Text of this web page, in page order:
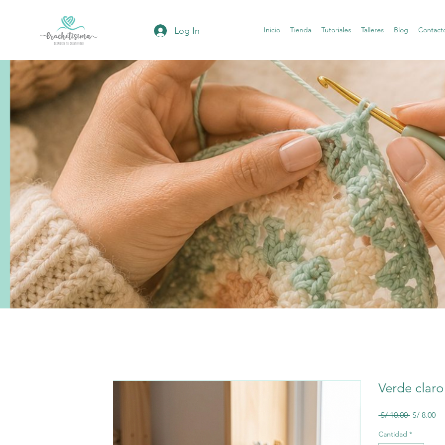
Log In Inicio Tienda Tutoriales Talleres Blog
Verde claro
S/ 10.00 Precio
S/ 8.00
Cantidad *